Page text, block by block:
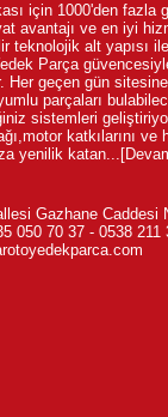
için 1000'den fazla
avantajı ve en iyi
teknolojik alt yapısı
Parça
Her geçen gün
parçaları
sistemleri
katkılarını ve
yenilik katan...
Gazhane Caddesi
050 70 37 - 0538